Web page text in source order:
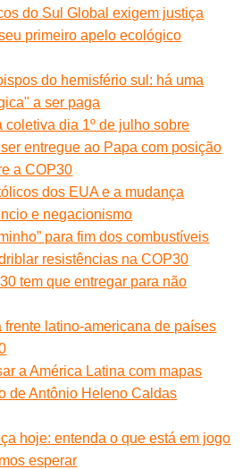
do Sul Global exigem justiça
primeiro apelo ecológico
do hemisfério sul: há uma
a ser paga
coletiva dia 1º de julho sobre
entregue ao Papa com posição
a COP30
dos EUA e a mudança
e negacionismo
para fim dos combustíveis
resistências na COP30
tem que entregar para não
frente latino-americana de países
a América Latina com mapas
de Antônio Heleno Caldas
hoje: entenda o que está em jogo
esperar